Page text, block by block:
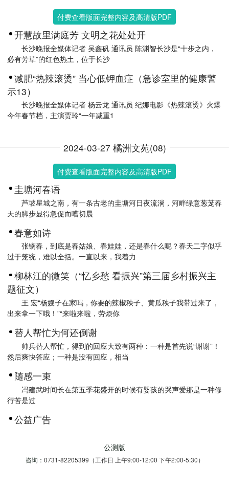
付费查看版面完整内容及高清版PDF
开慧故里满庭芳 文明之花处处开
长沙晚报全媒体记者 吴鑫矾 通讯员 陈渊智长沙是“十步之内，
必有芳草”的红色热土，位于长沙
减肥“热辣滚烫” 当心低钾血症（急诊室里的健康警
示13）
长沙晚报全媒体记者 杨云龙 通讯员 纪娜电影《热辣滚烫》火爆
今年春节档，主演贾玲“一年减重1
2024-03-27 橘洲文苑(08)
付费查看版面完整内容及高清版PDF
圭塘河春语
芦坡星城之南，有一条古老的圭塘河日夜流淌，河畔绿意葱茏春
天的脚步显得急促而嘈切晨
春意如诗
张镝春，到底是春姑娘、春娃娃，还是春什么呢？春天二字似乎
过于笼统，难以全括。一直以来，我着力
柳林江的微笑（“忆乡愁 看振兴”第三届乡村振兴主
题征文）
王 宏“杨嫂子在家吗，你要的辣椒秧子、黄瓜秧子我带过来了，
出来拿一下哦！”“来啦来啦，劳烦你
替人帮忙为何还倒谢
帅兵替人帮忙，得到的回应大致有两种：一种是首先说“谢谢”！
然后爽快答应；一种是没有回应，相当
随感一束
冯建武时间长在第五季花盛开的时候有婴孩的哭声爱那是一种修
行苦是过
公益广告
公测版
咨询： 0731-82205399（工作日 上午9:00-12:00 下午2:00-5:30）